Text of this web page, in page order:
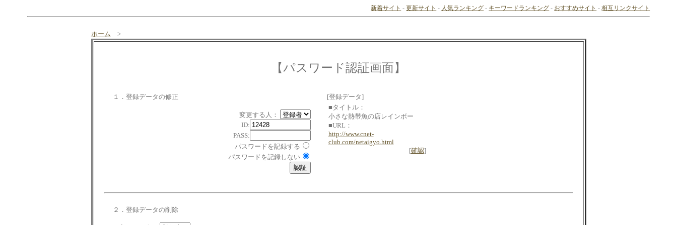
新着サイト -更新サイト - 人気ランキング - キーワードランキング - おすすめサイト -相互リンクサイト
ホーム >
【パスワード認証画面】
１．登録データの修正
変更する人：
ID:
PASS:
パスワードを記録する
パスワードを記録しない
[登録データ]
■タイトル：
小さな熱帯魚の店レインボー
■URL：
http://www.cnet-
club.com/netaigyo.html
[確認]
２．登録データの削除